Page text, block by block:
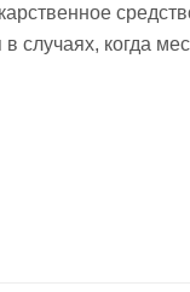
случаях, когда